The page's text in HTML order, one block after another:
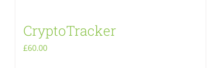
CryptoTracker
£60.00